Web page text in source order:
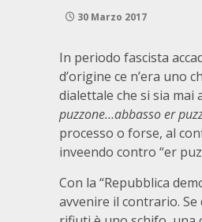
30 Marzo 2017
In periodo fascista
d’origine ce n’era uno
dialettale che si sia
puzzone…abbasso er
processo o forse, al
inveendo contro “er
Con la “Repubblica
avvenire il contrario.